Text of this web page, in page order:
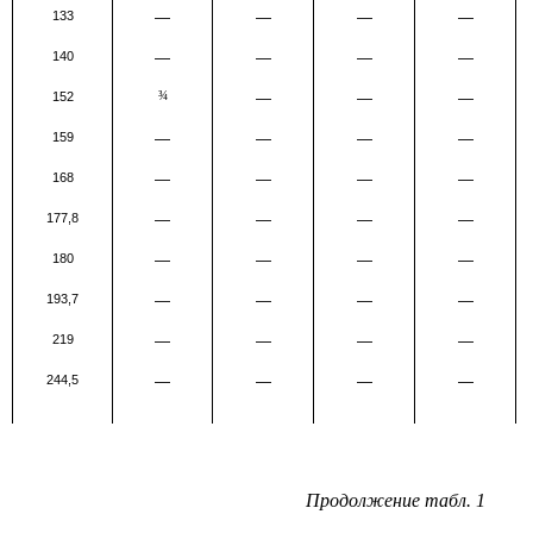
133 — — — —
140 — — — —
152 ¾ — — —
159 — — — —
168 — — — —
177,8 — — — —
180 — — — —
193,7 — — — —
219 — — — —
244,5 — — — —
Продолжение табл. 1